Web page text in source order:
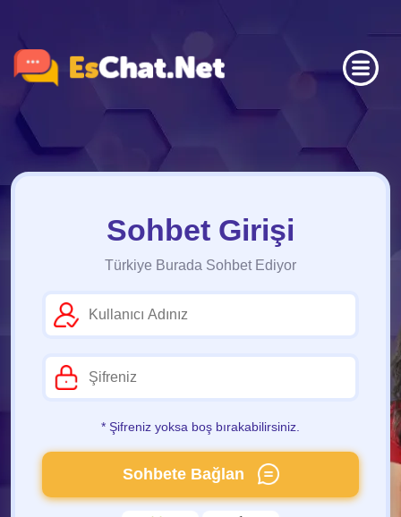
Sohbet Girişi
Türkiye Burada Sohbet Ediyor
* Şifreniz yoksa boş bırakabilirsiniz.
Sohbete Bağlan